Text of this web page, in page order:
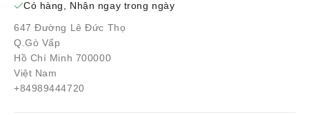
Có hàng, Nhận ngay trong ngày
647 Đường Lê Đức Thọ
Q.Gò Vấp
Hồ Chí Minh 700000
Việt Nam
+84989444720